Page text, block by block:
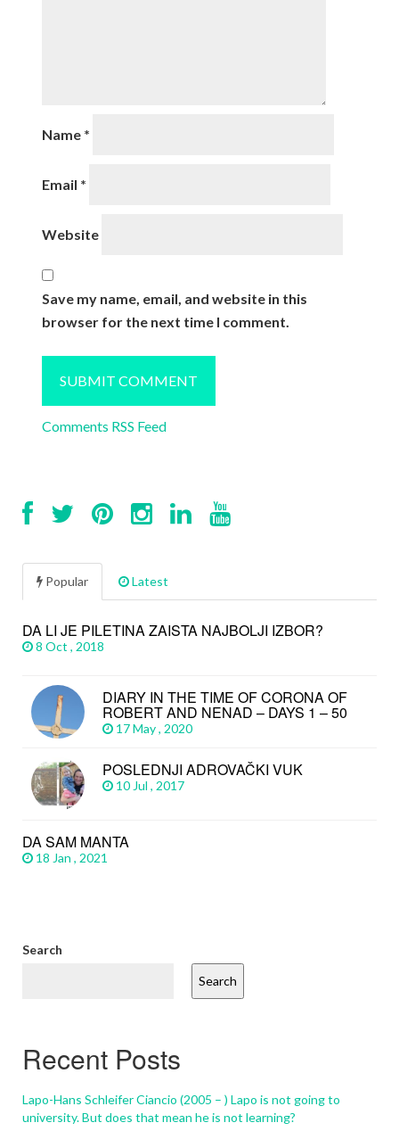
Name *
Email *
Website
Save my name, email, and website in this
browser for the next time I comment.
Comments RSS Feed
Popular Latest
DA LI JE PILETINA ZAISTA NAJBOLJI IZBOR?
8 Oct , 2018
DIARY IN THE TIME OF CORONA OF
ROBERT AND NENAD – DAYS 1 – 50
17 May , 2020
POSLEDNJI ADROVAČKI VUK
10 Jul , 2017
DA SAM MANTA
18 Jan , 2021
Search
Search
Recent Posts
Lapo-Hans Schleifer Ciancio (2005 – ) Lapo is not going to
university. But does that mean he is not learning?